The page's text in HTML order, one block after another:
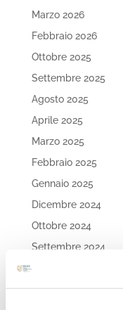
Marzo 2026
Febbraio 2026
Ottobre 2025
Settembre 2025
Agosto 2025
Aprile 2025
Marzo 2025
Febbraio 2025
Gennaio 2025
Dicembre 2024
Ottobre 2024
Settembre 2024
Agosto 2024
Luglio 2024